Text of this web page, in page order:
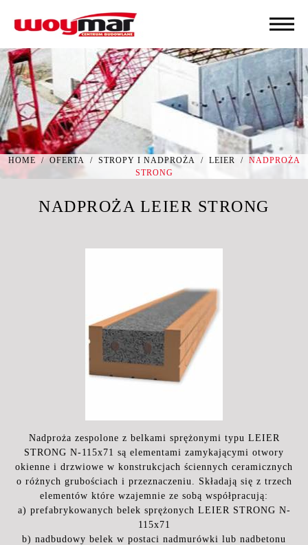
HOME / OFERTA / STROPY I NADPROŻA / LEIER /
NADPROŻA
STRONG
NADPROŻA LEIER STRONG
Nadproża zespolone z belkami sprężonymi typu LEIER
STRONG N-115x71 są elementami zamykającymi otwory
okienne i drzwiowe w konstrukcjach ściennych ceramicznych
o różnych grubościach i przeznaczeniu. Składają się z trzech
elementów które wzajemnie ze sobą współpracują:
a) prefabrykowanych belek sprężonych LEIER STRONG N-
115x71
b) nadbudowy belek w postaci nadmurówki lub nadbetonu